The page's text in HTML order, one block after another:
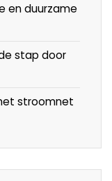
en duurzame
stap door
stroomnet